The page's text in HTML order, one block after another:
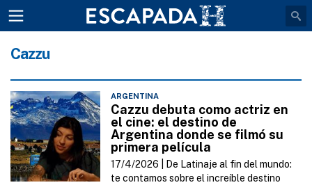
Cazzu
ARGENTINA
Cazzu debuta como actriz en
el cine: el destino de
Argentina donde se filmó su
primera película
17/4/2026 | De Latinaje al fin del mundo:
te contamos sobre el increíble destino